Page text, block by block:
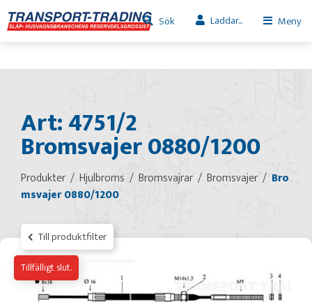
Sök Laddar... Meny
Art: 4751/2
Bromsvajer 0880/1200
Produkter Hjulbroms Bromsvajrar Bromsvajer
Bro
msvajer 0880/1200
Till produktfilter
Tillfälligt slut.